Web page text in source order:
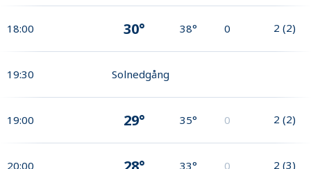
18:00 30° 38° 0 2 (2)
19:30 Solnedgång
19:00 29° 35° 0 2 (2)
20:00 33° 0 2 (3)